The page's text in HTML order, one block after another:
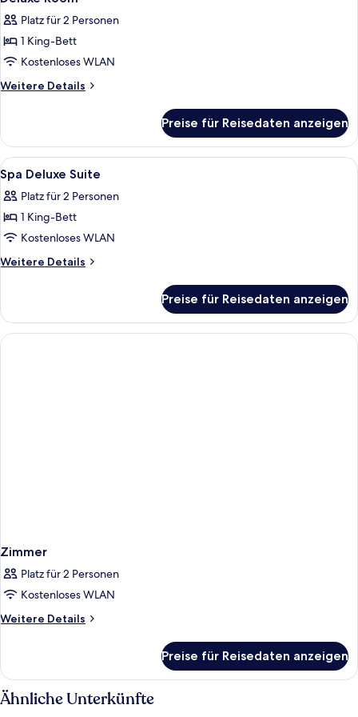
Fotos
für
Deluxe
Room
anzeigen
Platz für 2 Personen
1 King-Bett
Kostenloses WLAN
Weitere Details
Weitere
Room
Preise für Reisedaten anzeigen
Alle
Fotos
für
Spa
Deluxe
Suite
Bettwäsche aus ägyptischer
7
Spa Deluxe Suite
Platz für 2 Personen
1 King-Bett
Kostenloses WLAN
Weitere Details
Weitere
Deluxe
Suite
Preise für Reisedaten anzeigen
Zimmer
Platz für 2 Personen
Kostenloses WLAN
Weitere Details
Weitere
Preise für Reisedaten anzeigen
Ähnliche Unterkünfte